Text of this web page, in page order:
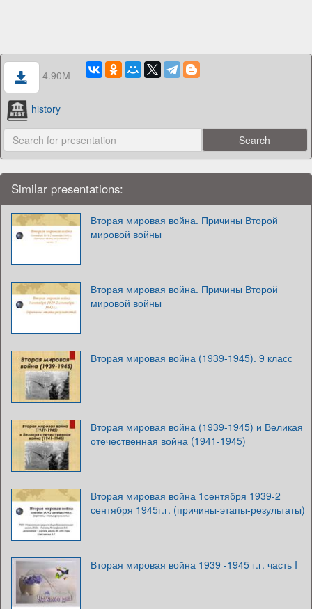
4.90M
history
Similar presentations:
Вторая мировая война. Причины Второй
мировой войны
Вторая мировая война. Причины Второй
мировой войны
Вторая мировая война (1939-1945). 9 класс
Вторая мировая война (1939-1945) и Великая
отечественная война (1941-1945)
Вторая мировая война 1сентября 1939-2
сентября 1945г.г. (причины-этапы-результаты)
Вторая мировая война 1939 -1945 г.г. часть I